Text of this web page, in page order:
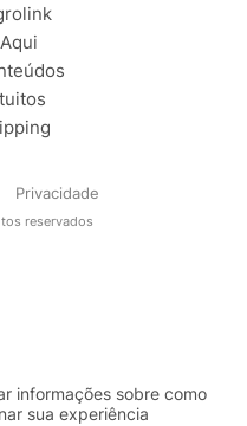
Privacidade
reservados
informações sobre como
sua experiência